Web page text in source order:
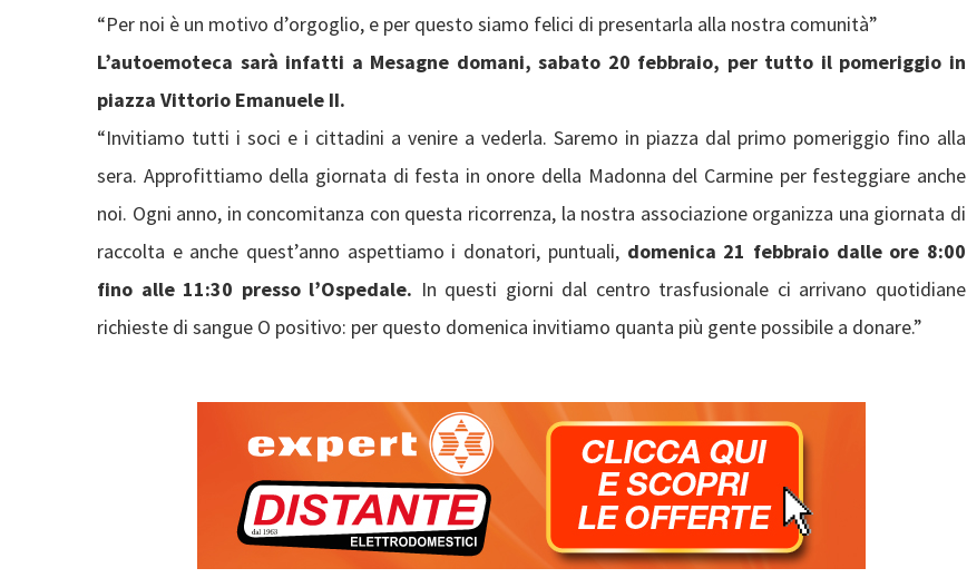
“Per noi è un motivo d’orgoglio, e per questo siamo felici di presentarla alla nostra comunità”
L’autoemoteca sarà infatti a Mesagne domani, sabato 20 febbraio, per tutto il pomeriggio in
piazza Vittorio Emanuele II.
“Invitiamo tutti i soci e i cittadini a venire a vederla. Saremo in piazza dal primo pomeriggio fino alla
sera. Approfittiamo della giornata di festa in onore della Madonna del Carmine per festeggiare anche
noi. Ogni anno, in concomitanza con questa ricorrenza, la nostra associazione organizza una giornata di
raccolta e anche quest’anno aspettiamo i donatori, puntuali,domenica 21 febbraio dalle ore 8:00
fino alle 11:30 presso l’Ospedale. In questi giorni dal centro trasfusionale ci arrivano quotidiane
richieste di sangue O positivo: per questo domenica invitiamo quanta più gente possibile a donare.”